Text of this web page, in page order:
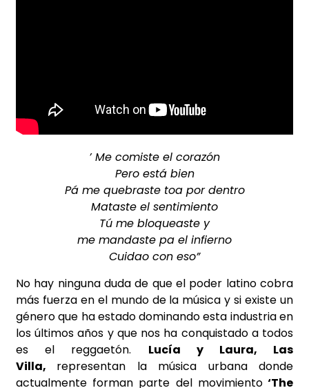
’ Me comiste el corazón
Pero está bien
Pá me quebraste toa por dentro
Mataste el sentimiento
Tú me bloqueaste y
me mandaste pa el infierno
Cuidao con eso”
No hay ninguna duda de que el poder latino cobra
más fuerza en el mundo de la música y si existe un
género que ha estado dominando esta industria en
los últimos años y que nos ha conquistado a todos
es el reggaetón. Lucía y Laura, Las
Villa, representan la música urbana donde
actualmente forman parte del movimiento‘The